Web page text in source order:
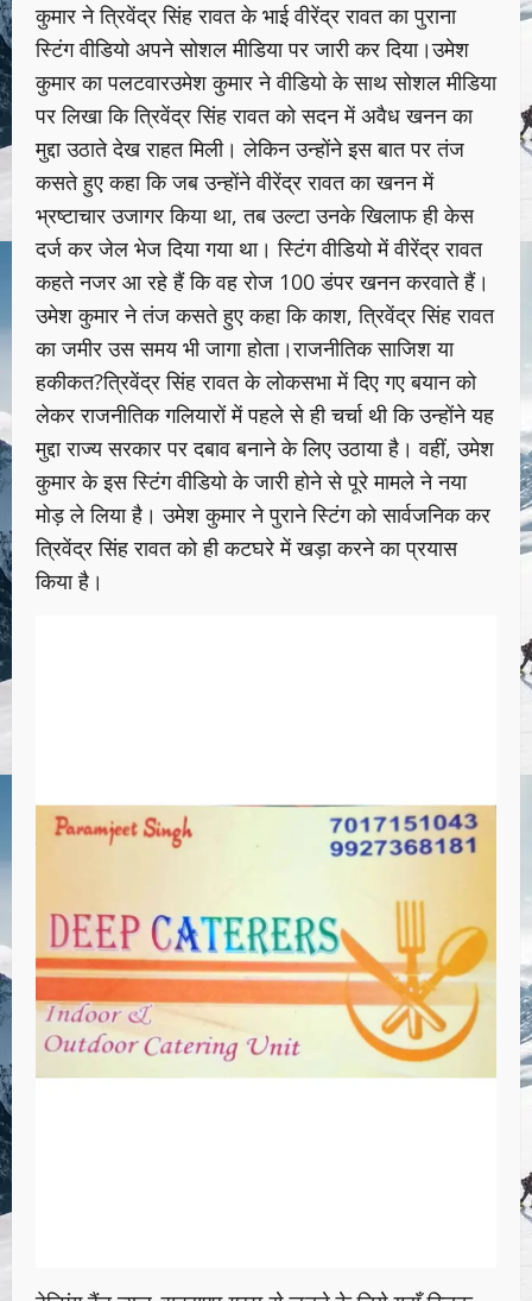
कुमार ने त्रिवेंद्र सिंह रावत के भाई वीरेंद्र रावत का पुराना
स्टिंग वीडियो अपने सोशल मीडिया पर जारी कर दिया।उमेश
कुमार का पलटवारउमेश कुमार ने वीडियो के साथ सोशल मीडिया
पर लिखा कि त्रिवेंद्र सिंह रावत को सदन में अवैध खनन का
मुद्दा उठाते देख राहत मिली। लेकिन उन्होंने इस बात पर तंज
कसते हुए कहा कि जब उन्होंने वीरेंद्र रावत का खनन में
भ्रष्टाचार उजागर किया था, तब उल्टा उनके खिलाफ ही केस
दर्ज कर जेल भेज दिया गया था। स्टिंग वीडियो में वीरेंद्र रावत
कहते नजर आ रहे हैं कि वह रोज 100 डंपर खनन करवाते हैं।
उमेश कुमार ने तंज कसते हुए कहा कि काश, त्रिवेंद्र सिंह रावत
का जमीर उस समय भी जागा होता।राजनीतिक साजिश या
हकीकत?त्रिवेंद्र सिंह रावत के लोकसभा में दिए गए बयान को
लेकर राजनीतिक गलियारों में पहले से ही चर्चा थी कि उन्होंने यह
मुद्दा राज्य सरकार पर दबाव बनाने के लिए उठाया है। वहीं, उमेश
कुमार के इस स्टिंग वीडियो के जारी होने से पूरे मामले ने नया
मोड़ ले लिया है। उमेश कुमार ने पुराने स्टिंग को सार्वजनिक कर
त्रिवेंद्र सिंह रावत को ही कटघरे में खड़ा करने का प्रयास
किया है।